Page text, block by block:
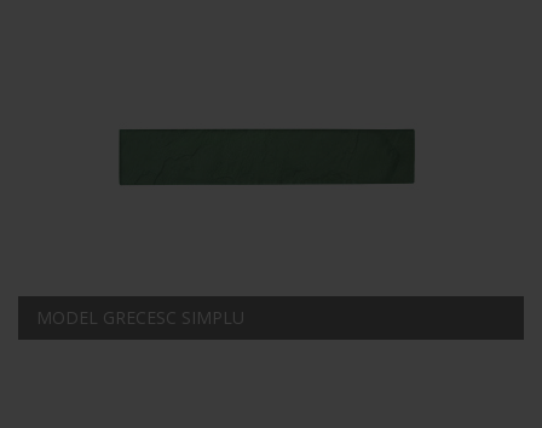
MODEL GRECESC SIMPLU